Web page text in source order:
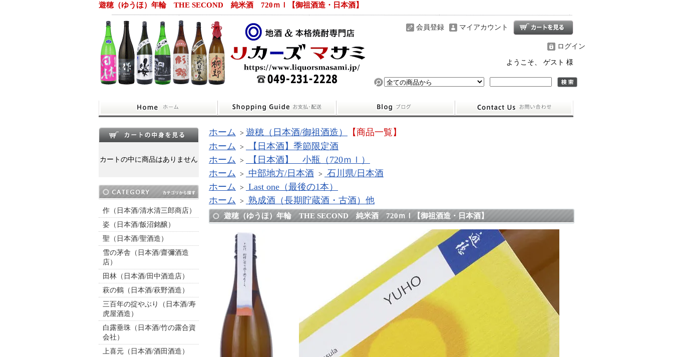
遊穂（ゆうほ）年輪 THE SECOND 純米酒 720ｍｌ【御祖酒造・日本酒】
マイアカウント
会員登録
ログイン
ようこそ、 ゲスト 様
カートの中に商品はありません
作（日本酒/清水清三郎商店）
姿（日本酒/飯沼銘醸）
聖（日本酒/聖酒造）
雪の茅舎（日本酒/齋彌酒造
店）
田林（日本酒/田中酒造店）
萩の鶴（日本酒/萩野酒造）
三百年の掟やぶり（日本酒/寿
虎屋酒造）
白露垂珠（日本酒/竹の露合資
会社）
上喜元（日本酒/酒田酒造）
ホーム > 遊穂（日本酒/御祖酒造）
【商品一覧】
ホーム >
【日本酒】季節限定酒
ホーム >
【日本酒】 小瓶（720ｍｌ）
ホーム > 中部地方/日本酒 > 石川県/日本酒
ホーム > Last one（最後の1本）
ホーム > 熟成酒（長期貯蔵酒・古酒）他
遊穂（ゆうほ）年輪 THE SECOND 純米酒 720ｍｌ【御祖酒造・日本酒】